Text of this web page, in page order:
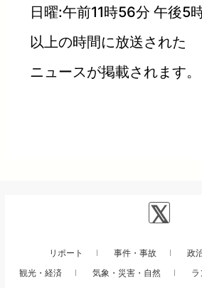
日曜:午前11時56分 午後5
以上の時間に放送された
ニュースが掲載されます。
リポート 事件・事故 政
観光・経済
気象・災害・自然